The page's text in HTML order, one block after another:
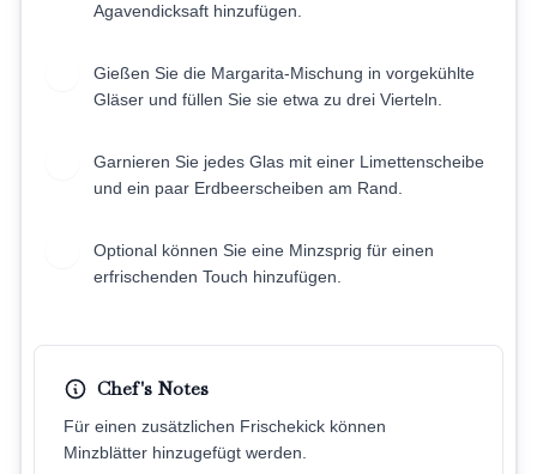
Agavendicksaft hinzufügen.
Gießen Sie die Margarita-Mischung in vorgekühlte
Gläser und füllen Sie sie etwa zu drei Vierteln.
Garnieren Sie jedes Glas mit einer Limettenscheibe
und ein paar Erdbeerscheiben am Rand.
Optional können Sie eine Minzsprig für einen
erfrischenden Touch hinzufügen.
Chef's Notes
Für einen zusätzlichen Frischekick können
Minzblätter hinzugefügt werden.